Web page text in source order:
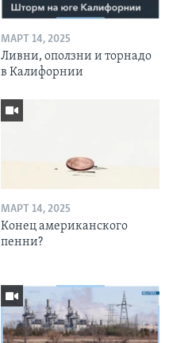
МАРТ 14, 2025
Ливни, оползни и торнадо
в Калифорнии
МАРТ 14, 2025
Конец американского
пенни?